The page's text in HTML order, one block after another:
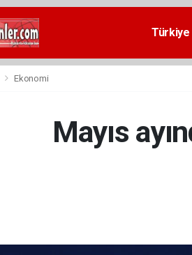
Türkiye
Ekonomi
Mayıs